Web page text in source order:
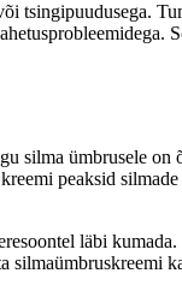
tsingipuudusega.
silma ümbrusele on
peaksid
läbi
silmaümbruskreemi